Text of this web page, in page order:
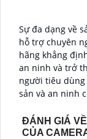
Sự đa dạng về
hỗ trợ chuyên
hãng khẳng
an ninh và trở
người tiêu dùng
sản và an ninh
ĐÁNH GIÁ
CỦA